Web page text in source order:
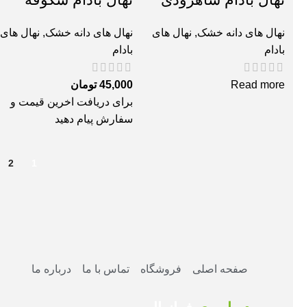
نهال های دانه خشک, نهال های
بادام
Read more
نهال های دانه خشک, نهال های
بادام
45,000 تومان
برای دریافت اخرین قیمت و
سفارش پیام دهید
2
صفحه اصلی فروشگاه تماس با ما درباره ما